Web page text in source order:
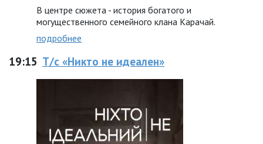
В центре сюжета - история богатого и
могущественного семейного клана Карачай.
подробнее
19:15 Т/с «Никто не идеален»